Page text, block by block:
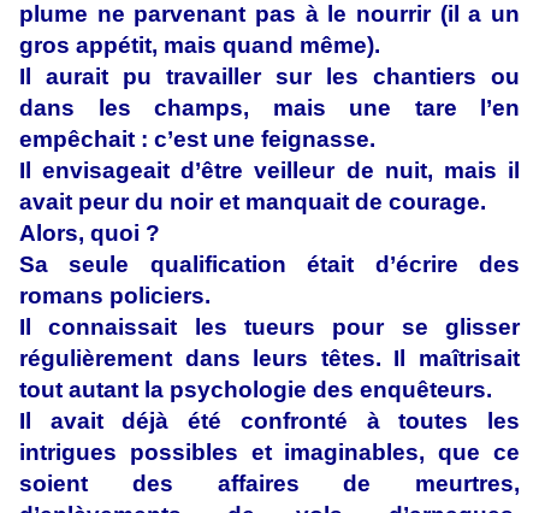
plume ne parvenant pas à le nourrir (il a un
gros appétit, mais quand même).
Il aurait pu travailler sur les chantiers ou
dans les champs, mais une tare l’en
empêchait : c’est une feignasse.
Il envisageait d’être veilleur de nuit, mais il
avait peur du noir et manquait de courage.
Alors, quoi ?
Sa seule qualification était d’écrire des
romans policiers.
Il connaissait les tueurs pour se glisser
régulièrement dans leurs têtes. Il maîtrisait
tout autant la psychologie des enquêteurs.
Il avait déjà été confronté à toutes les
intrigues possibles et imaginables, que ce
soient des affaires de meurtres,